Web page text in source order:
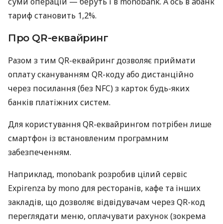
тариф становить 1,2%.
Про QR-еквайринг
Разом з тим QR-еквайринг дозволяє приймати
оплату скануванням QR-коду або дистанційно
через посилання (без NFC) з карток будь-яких
банків платіжних систем.
Для користування QR-еквайрингом потрібен лише
смартфон із встановленим програмним
забезпеченням.
Наприклад, monobank розробив цілий сервіс
Expirenza by mono для ресторанів, кафе та інших
закладів, що дозволяє відвідувачам через QR-код
переглядати меню, оплачувати рахунок (зокрема